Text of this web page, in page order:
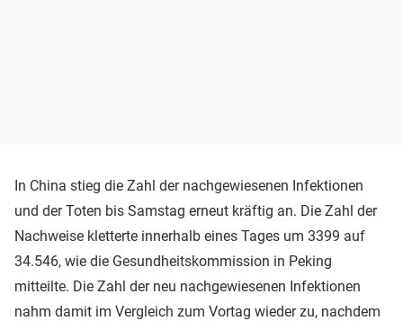
In China stieg die Zahl der nachgewiesenen Infektionen
und der Toten bis Samstag erneut kräftig an. Die Zahl der
Nachweise kletterte innerhalb eines Tages um 3399 auf
34.546, wie die Gesundheitskommission in Peking
mitteilte. Die Zahl der neu nachgewiesenen Infektionen
nahm damit im Vergleich zum Vortag wieder zu, nachdem